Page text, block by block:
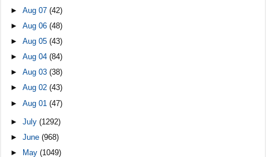
►Aug 07(42)
►Aug 06(48)
►Aug 05(43)
►Aug 04(84)
►Aug 03(38)
►Aug 02(43)
►Aug 01(47)
►July(1292)
►June(968)
►
May(1049)